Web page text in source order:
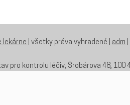
lekárne | všetky práva vyhradené | adm
pro kontrolu léčiv, Šrobárova 48, 100